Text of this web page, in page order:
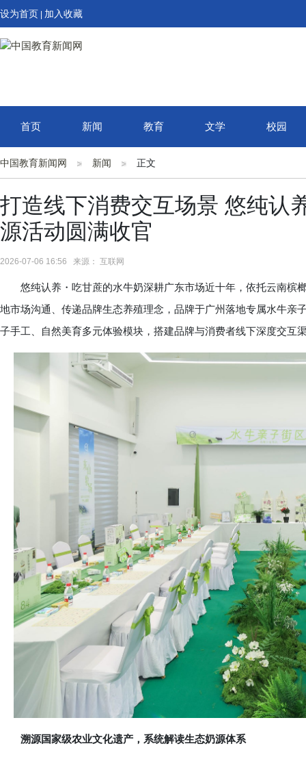
设为首页 加入收藏
首页 新闻 教育 文学 校园
中国教育新闻网 新闻 正文
打造线下消费交互场景 悠纯认
源活动圆满收官
2026-07-06 16:56 来源： 互联网
悠纯认养・吃甘蔗的水牛奶深耕广东市场近十年，依托云南槟
地市场沟通、传递品牌生态养殖理念，品牌于广州落地专属水牛亲
子手工、自然美育多元体验模块，搭建品牌与消费者线下深度交互
溯源国家级农业文化遗产，系统解读生态奶源体系